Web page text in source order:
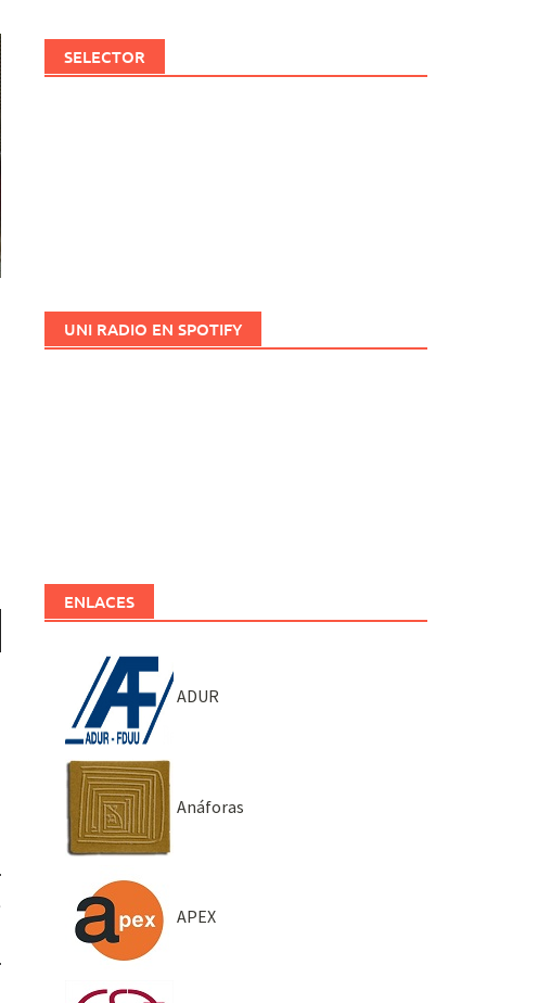
SELECTOR
UNI RADIO EN SPOTIFY
ENLACES
ADUR
Anáforas
APEX